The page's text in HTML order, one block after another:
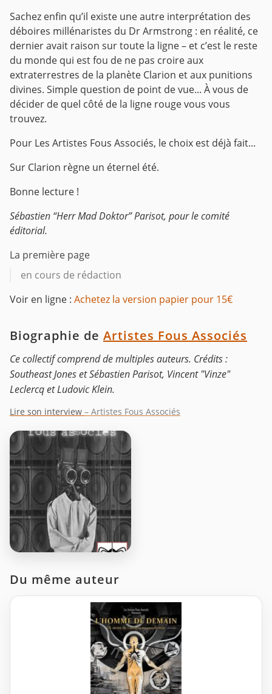
Sachez enfin qu’il existe une autre interprétation des
déboires millénaristes du Dr Armstrong : en réalité, ce
dernier avait raison sur toute la ligne – et c’est le reste
du monde qui est fou de ne pas croire aux
extraterrestres de la planète Clarion et aux punitions
divines. Simple question de point de vue... À vous de
décider de quel côté de la ligne rouge vous vous
trouvez.
Pour Les Artistes Fous Associés, le choix est déjà fait...
Sur Clarion règne un éternel été.
Bonne lecture !
Sébastien “Herr Mad Doktor” Parisot, pour le comité
éditorial.
La première page
en cours de rédaction
Voir en ligne : Achetez la version papier pour 15€
Biographie de Artistes Fous Associés
Ce collectif comprend de multiples auteurs. Crédits :
Southeast Jones et Sébastien Parisot, Vincent "Vinze"
Leclercq et Ludovic Klein.
Lire son interview – Artistes Fous Associés
Du même auteur